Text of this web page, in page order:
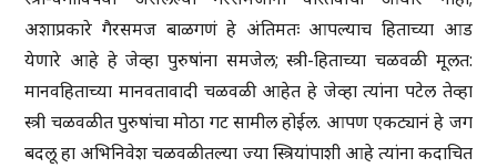
अशाप्रकारे गैरसमज बाळगणं हे अंतिमतः आपल्याच हिताच्या आड
येणारे आहे हे जेव्हा पुरुषांना समजेल; स्त्री-हिताच्या चळवळी मूलत:
मानवहिताच्या मानवतावादी चळवळी आहेत हे जेव्हा त्यांना पटेल तेव्हा
स्त्री चळवळीत पुरुषांचा मोठा गट सामील होईल. आपण एकट्यानं हे जग
बदलू हा अभिनिवेश चळवळीतल्या ज्या स्त्रियांपाशी आहे त्यांना कदाचित